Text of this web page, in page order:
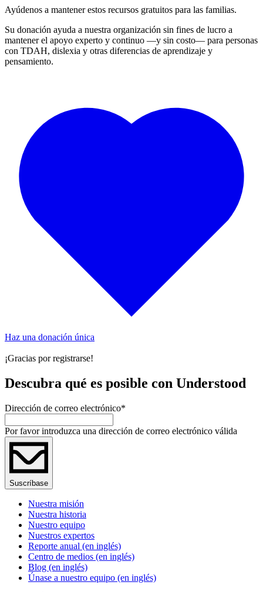
Ayúdenos a mantener estos recursos gratuitos para las familias.
Su donación ayuda a nuestra organización sin fines de lucro a
mantener el apoyo experto y continuo —y sin costo— para personas
con TDAH, dislexia y otras diferencias de aprendizaje y
pensamiento.
Haz una donación única
¡Gracias por registrarse!
Descubra qué es posible con Understood
Dirección de correo electrónico*
Por favor introduzca una dirección de correo electrónico válida
Suscríbase
Nuestra misión
Nuestra historia
Nuestro equipo
Nuestros expertos
Reporte anual (en inglés)
Centro de medios (en inglés)
Blog (en inglés)
Únase a nuestro equipo (en inglés)